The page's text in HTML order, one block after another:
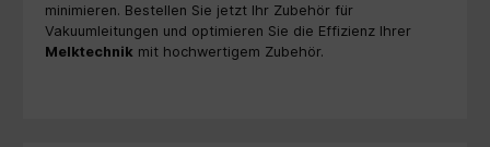
minimieren. Bestellen Sie jetzt Ihr Zubehör für
Vakuumleitungen und optimieren Sie die Effizienz Ihrer
Melktechnik mit hochwertigem Zubehör.